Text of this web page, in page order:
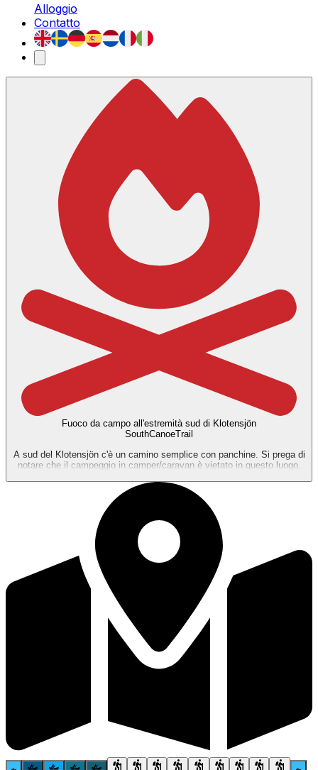
Alloggio
Contatto
Fuoco da campo all'estremità sud di Klotensjön
SouthCanoeTrail
A sud del Klotensjön c'è un camino semplice con panchine. Si prega di
notare che il campeggio in camper/caravan è vietato in questo luogo.